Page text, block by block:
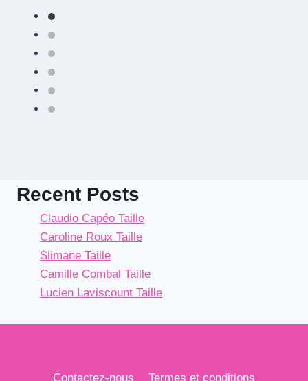
Recent Posts
Claudio Capéo Taille
Caroline Roux Taille
Slimane Taille
Camille Combal Taille
Lucien Laviscount Taille
Contactez-nous Termes et conditions